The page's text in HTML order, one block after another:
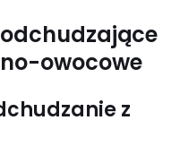
owocowe
z